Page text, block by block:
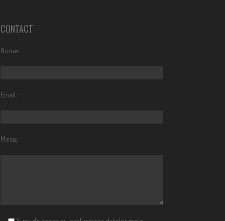
CONTACT
Nume:
Email:
Mesaj: